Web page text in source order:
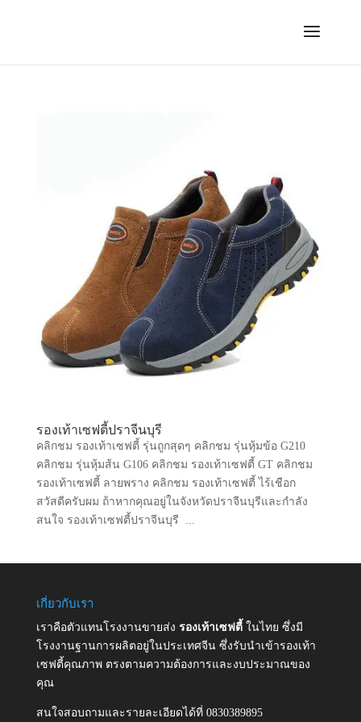
รองเท้าเซฟตี้ปราจีนบุรี
คลิกชม รองเท้าเซฟตี้ รุ่นถูกสุดๆ คลิกชม รุ่นหุ้มข้อ G210
คลิกชม รุ่นหุ้มส้น G106 คลิกชม รองเท้าเซฟตี้ GT คลิกชม
รองเท้าเซฟตี้ ลายพราง คลิกชม รองเท้าเซฟตี้ ไร้เชือก
สวัสดีครับผม ถ้าหากคุณอยู่ในจังหวัดปราจีนบุรีและกำลัง
สนใจ รองเท้าเซฟตี้ปราจีนบุรี ...
เกี่ยวกับเรา
เราคือตัวแทนโรงงานขายส่ง รองเท้าเซฟตี้ ในไทย ซึ่งมี
โรงงานฐานการผลิตอยู่ในประเทศจีน ซึ่งรับนำเข้ารองเท้า
เซฟตี้คุณภาพ ตรงตามความต้องการและงบประมาณของ
คุณ
สนใจสอบถามและรายละเอียดได้ที่ 0830389895